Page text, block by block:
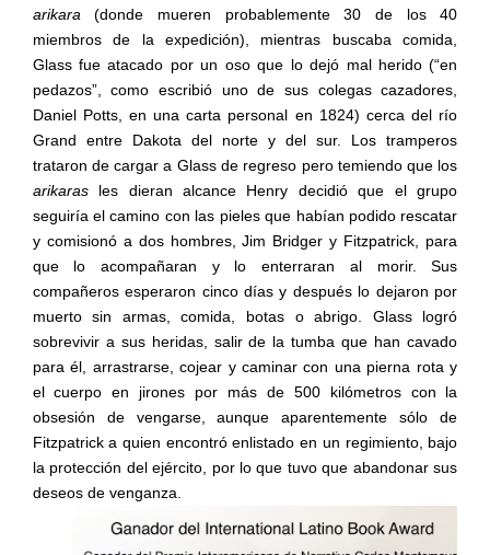
arikara(donde mueren probablemente 30 de los 40
miembros de la expedición), mientras buscaba comida,
Glass fue atacado por un oso que lo dejó mal herido (“en
pedazos”, como escribió uno de sus colegas cazadores,
Daniel Potts, en una carta personal en 1824) cerca del río
Grand entre Dakota del norte y del sur. Los tramperos
trataron de cargar a Glass de regreso pero temiendo que los
arikarasles dieran alcance Henry decidió que el grupo
seguiría el camino con las pieles que habían podido rescatar
y comisionó a dos hombres, Jim Bridger y Fitzpatrick, para
que lo acompañaran y lo enterraran al morir. Sus
compañeros esperaron cinco días y después lo dejaron por
muerto sin armas, comida, botas o abrigo. Glass logró
sobrevivir a sus heridas, salir de la tumba que han cavado
para él, arrastrarse, cojear y caminar con una pierna rota y
el cuerpo en jirones por más de 500 kilómetros con la
obsesión de vengarse, aunque aparentemente sólo de
Fitzpatrick a quien encontró enlistado en un regimiento, bajo
la protección del ejército, por lo que tuvo que abandonar sus
deseos de venganza.